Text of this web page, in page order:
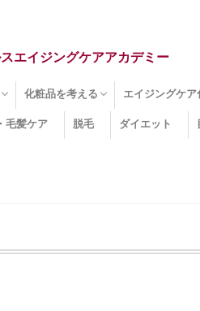
エイジングケアアカデミー
ライ肌
マ
たるみ
ージ
肌悩み
化粧品を考える
エイジングケア化粧品
化粧水
美容液
保湿クリーム
酵素洗顔
ハンドクリーム
フェイスマスク
ほうれい線化粧品
コラーゲン化粧品
メイク化粧品
洗顔・クレンジング
オールインワン化粧品
その他の化粧品
エイジングケア
エイジングケア
セラミド
ネオダーミル
プロテオグリカ
ビタミンC誘導
コラーゲン
その他の化粧品
毛髪ケア 脱毛 ダイエット